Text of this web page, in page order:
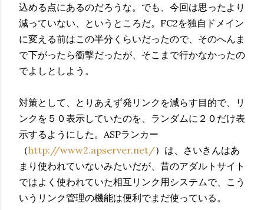
込める点にあるのだろうな。でも、今回は思ったより
減っていない、というところだ。FC2を独自ドメイン
に変える前はこの半分くらいだったので、そのへんま
で下がったら衝撃だったが、そこまで行かなかったの
でよしとしよう。
対策として、とりあえず発リンクを減らす目的で、リ
ンクを５０表示していたのを、ランダムに２０だけ表
示するようにした。ASPランカー
（http://www2.apserver.net/）は、さいきんはあ
まり使われていないみたいだが、昔のアダルトサイト
ではよく使われていた相互リンク用システムで、こう
いうリンク管理の機能は便利でまだ使っている。